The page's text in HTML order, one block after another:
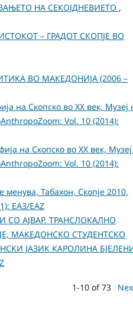
НА СЕКОЈДНЕВИЕТО ,
– ГРАДОТ СКОПЈЕ ВО
ВО МАКЕДОНИЈА (2006 –
на Скопско во XX век, Музеј
Vol. 10 (2014):
на Скопско во XX век,
Vol. 10 (2014):
менува, Табахон, Скопје 2010,
ЕАЗ/EAZ
СО АЈВАР. ТРАНСЛОКАЛНО
МАКЕДОНСКО СТУДЕНТСКО
ЈАЗИК КАРОЛИНА
1-10 of 73